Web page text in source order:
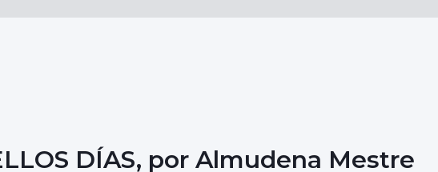
DÍAS, por Almudena Mestre